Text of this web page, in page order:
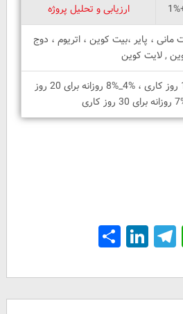
ارزیابی و تحلیل پروژه
، پایر ،بیت کوین ، اتریوم ، دوج
, لایت کوین
پلنها : %1 روزانه برای 11 روز کاری ، %4_%8 روزانه برای 20 روز
WhatsApp
Telegram
LinkedIn
Share